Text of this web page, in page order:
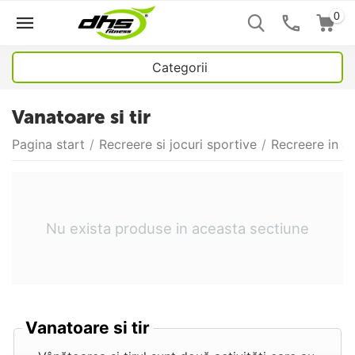
0
Categorii
Vanatoare si tir
Pagina start / Recreere si jocuri sportive / Recreere in
Vanatoare si tir
Nu exista produse in aceasta sectiune